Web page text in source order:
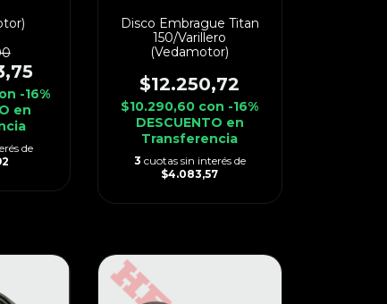
-16%
en
de
Disco Embrague Titan
150/Varillero
(Vedamotor)
$12.250,72
$10.290,60 con -16%
DESCUENTO en
Transferencia
3 cuotas sin interés de
$4.083,57